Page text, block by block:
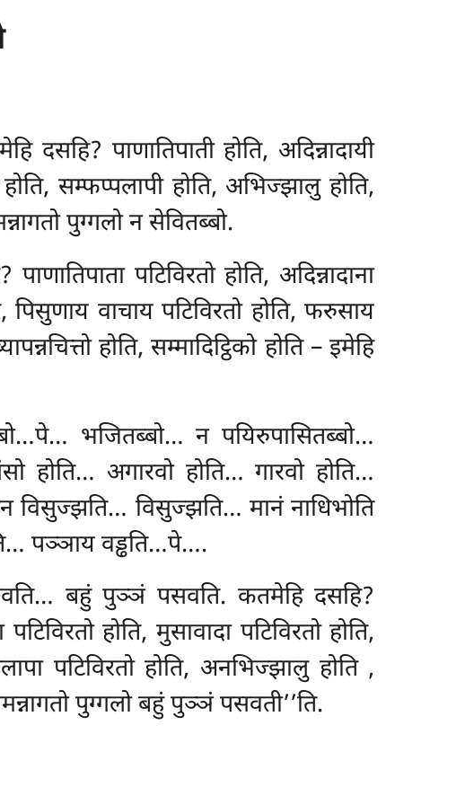
पाणातिपाती होति, अदिन्नादायी
होति, सम्फप्पलापी होति, अभिज्झालु होति,
पुग्गलो न सेवितब्बो.
पटिविरतो होति, अदिन्नादाना
पिसुणाय वाचाय पटिविरतो होति, फरुसाय
होति, सम्मादिट्ठिको होति – इमेहि
भजितब्बो… न पयिरुपासितब्बो…
होति… अगारवो होति… गारवो होति…
विसुज्झति… विसुज्झति… मानं नाधिभोति
पञ्ञाय वड्ढति…पे….
बहुं पुञ्ञं पसवति. कतमेहि दसहि?
होति, मुसावादा पटिविरतो होति,
पटिविरतो होति, अनभिज्झालु होति ,
पुग्गलो बहुं पुञ्ञं पसवती’’ति.